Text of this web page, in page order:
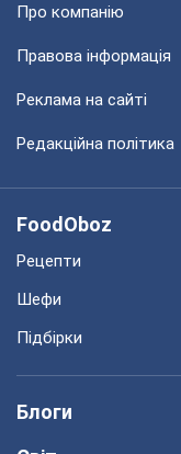
Про компанію
Правова інформація
Реклама на сайті
Редакційна політика
FoodOboz
Рецепти
Шефи
Підбірки
Блоги